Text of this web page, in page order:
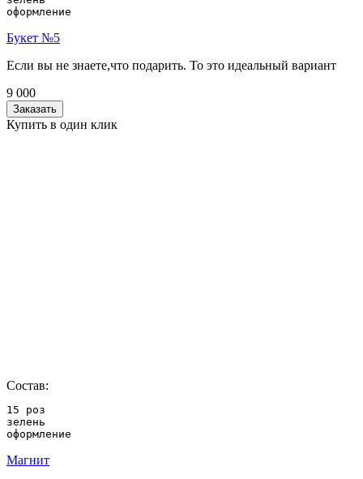
оформление
Букет №5
Если вы не знаете,что подарить. То это идеальный вариант
9 000
Заказать
Купить в один клик
Состав:
15 роз
зелень
оформление
Магнит